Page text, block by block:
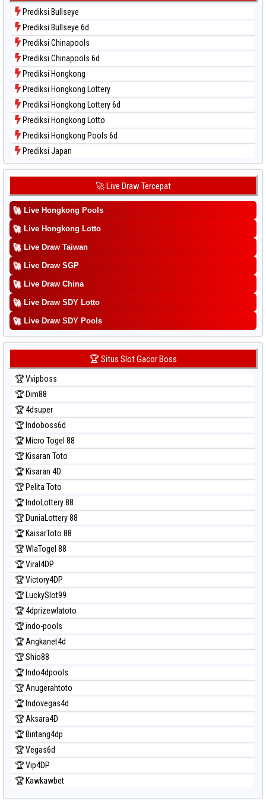
Data Togel Sydney Lotto
Data Togel Sydney Pools 6d
Data Togel Taipei
Data Togel Taiwan
Prediksi Bullseye
Prediksi Bullseye 6d
Prediksi Chinapools
Prediksi Chinapools 6d
Prediksi Hongkong
Prediksi Hongkong Lottery
Prediksi Hongkong Lottery 6d
Prediksi Hongkong Lotto
Prediksi Hongkong Pools 6d
Prediksi Japan
Prediksi Japan 6d
Prediksi Kuda Lari
Prediksi Magnum Cambodia
Prediksi Nagoya
Prediksi North Carolina Day
Prediksi Singapore
Prediksi Sydney
Prediksi Sydney Lottery
Prediksi Sydney Lottery 6d
Prediksi Sydney Lotto
Prediksi Sydney Pools 6d
Prediksi Taipei
Prediksi Taiwan
🚀 Live Draw Tercepat
🚀 Live Hongkong Pools
🚀 Live Hongkong Lotto
🚀 Live Draw Taiwan
🚀 Live Draw SGP
🚀 Live Draw China
🚀 Live Draw SDY Lotto
🚀 Live Draw SDY Pools
🏆 Situs Slot Gacor Boss
🏆 Vvipboss
🏆 Dim88
🏆 4dsuper
🏆 Indoboss6d
🏆 Micro Togel 88
🏆 Kisaran Toto
🏆 Kisaran 4D
🏆 Pelita Toto
🏆 IndoLottery 88
🏆 DuniaLottery 88
🏆 KaisarToto 88
🏆 WlaTogel 88
🏆 Viral4DP
🏆 Victory4DP
🏆 LuckySlot99
🏆 4dprizewlatoto
🏆 indo-pools
🏆 Angkanet4d
🏆 Shio88
🏆 Indo4dpools
🏆 Anugerahtoto
🏆 Indovegas4d
🏆 Aksara4D
🏆 Bintang4dp
🏆 Vegas6d
🏆 Vip4DP
🏆 Kawkawbet